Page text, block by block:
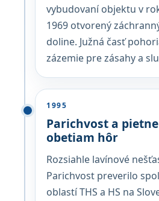
vybudovaní objektu v
1969 otvorený
doline. Južná časť
zázemie pre zásahy a
1995
Parichvost a
obetiam hôr
Rozsiahle lavínové
Parichvost preverilo
oblastí THS a HS na